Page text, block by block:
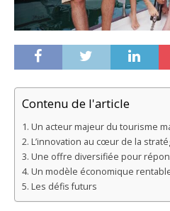
Contenu de l'article
Un acteur majeur du tourisme
L’innovation au cœur de la
Une offre diversifiée pour
Un modèle économique
Les défis futurs